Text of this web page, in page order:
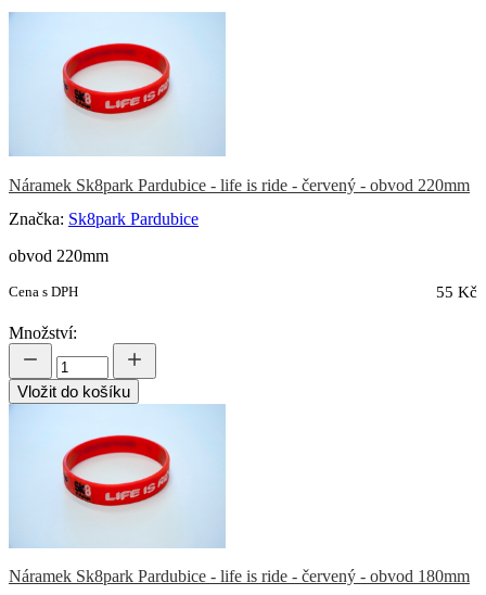
Náramek Sk8park Pardubice - life is ride - červený - obvod 220mm
Značka: Sk8park Pardubice
obvod 220mm
Cena s DPH 55 Kč
Množství:
Vložit do košíku
Náramek Sk8park Pardubice - life is ride - červený - obvod 180mm